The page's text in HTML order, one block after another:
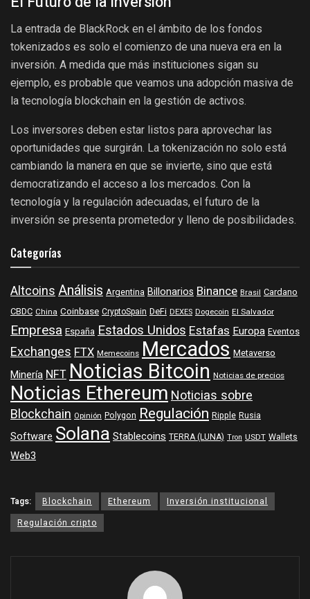
La entrada de BlackRock en el ámbito de los fondos
tokenizados es solo el comienzo de una nueva era en la
inversión. A medida que más instituciones sigan su
ejemplo, es probable que veamos una adopción masiva de
la tecnología blockchain en la gestión de activos.
Los inversores deben estar listos para aprovechar las
oportunidades que surgirán. La tokenización no solo está
cambiando la manera en que se invierte, sino que está
democratizando el acceso a los mercados. Con la
tecnología y la regulación adecuadas, el futuro de la
inversión se presenta prometedor y lleno de posibilidades.
Categorías
Altcoins Análisis Argentina Billonarios Binance Brasil Cardano
CBDC China Coinbase CryptoSpain DeFi DEXES Dogecoin El Salvador
Empresa España Estados Unidos Estafas Europa Eventos
Exchanges FTX Memecoins Mercados Metaverso
MineríaNFTNoticias Bitcoin Noticias de precios
Noticias EthereumNoticias sobre
Blockchain Opinión Polygon Regulación Ripple Rusia
Software SolanaStablecoins TERRA (LUNA) Tron USDT Wallets
Web3
Tags: Blockchain Ethereum
Inversión institucional
Regulación cripto